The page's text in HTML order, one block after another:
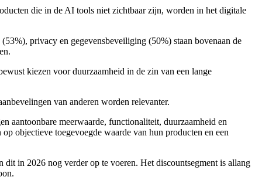
die in de AI tools niet zichtbaar zijn, worden in het digitale
privacy en gegevensbeveiliging (50%) staan ​​bovenaan de
kiezen voor duurzaamheid in de zin van een lange
van anderen worden relevanter.
aantoonbare meerwaarde, functionaliteit, duurzaamheid en
objectieve toegevoegde waarde van hun producten en een
in 2026 nog verder op te voeren. Het discountsegment is allang